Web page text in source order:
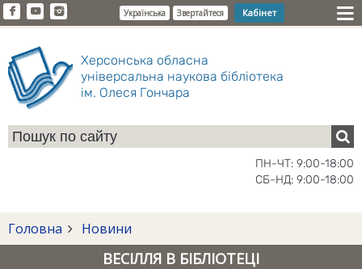
Українська Звертайтеся Кабінет
Херсонська обласна
універсальна наукова бібліотека
ім. Олеся Гончара
ПН-ЧТ: 9:00-18:00
СБ-НД: 9:00-18:00
Головна Новини
ВЕСІЛЛЯ В БІБЛІОТЕЦІ